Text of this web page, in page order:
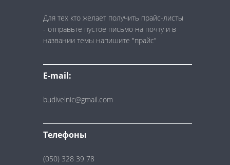
Для тех кто желает получить прайс-листы
- отправьте пустое письмо на почту и в
названии темы напишите "прайс"
E-mail:
budivelnic@gmail.com
Телефоны
(050) 328 39 78